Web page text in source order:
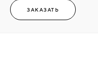
ЗАКАЗАТЬ